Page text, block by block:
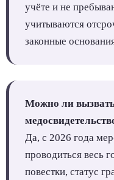
учёте и не
учитываются
законные
Можно ли
Да, с 2026 года
проводиться весь
повестки, статус